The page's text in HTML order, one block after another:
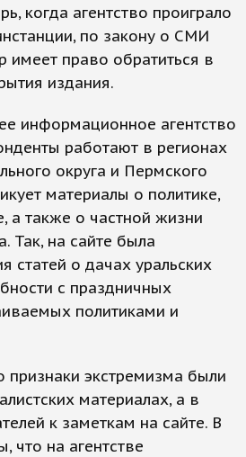
когда агентство проиграло
по закону о СМИ
имеет право обратиться в
издания.
информационное агентство
работают в регионах
округа и Пермского
материалы о политике,
а также о частной жизни
Так, на сайте была
статей о дачах уральских
с праздничных
политиками и
признаки экстремизма были
материалах, а в
к заметкам на сайте. В
что на агентстве